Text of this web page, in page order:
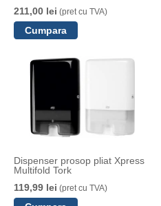
211,00 lei (pret cu TVA)
Dispenser prosop pliat Xpress
Multifold Tork
119,99 lei (pret cu TVA)